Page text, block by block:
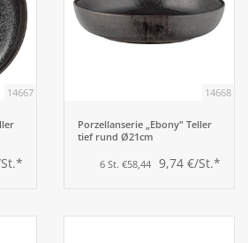
14667 14668
Porzellanserie „Ebony" Teller
tief rund Ø21cm
6 St. €58,44 9,74 €/St.*